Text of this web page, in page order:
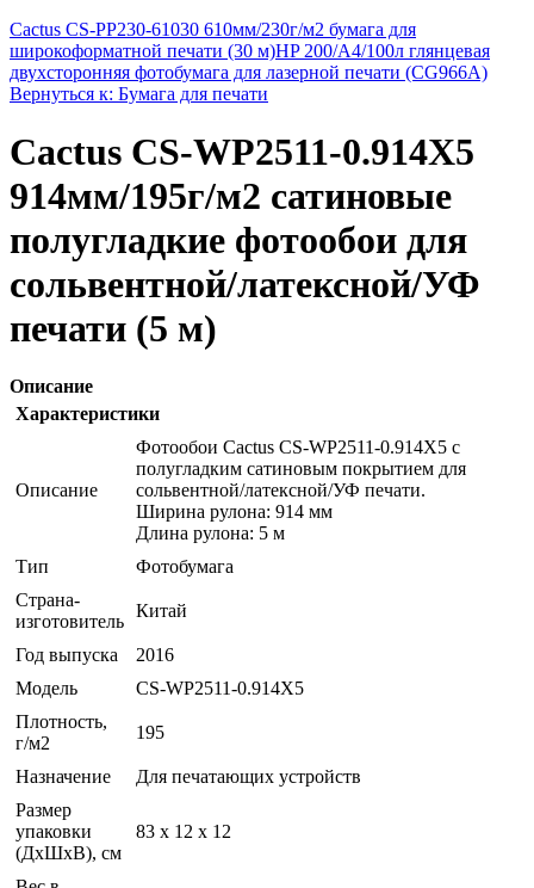
Cactus CS-PP230-61030 610мм/230г/м2 бумага для
широкоформатной печати (30 м)HP 200/A4/100л глянцевая
двухсторонняя фотобумага для лазерной печати (CG966A)
Вернуться к: Бумага для печати
Cactus CS-WP2511-0.914X5
914мм/195г/м2 сатиновые
полугладкие фотообои для
сольвентной/латексной/УФ
печати (5 м)
Описание
Характеристики
Описание
Фотообои Cactus CS-WP2511-0.914X5 c
полугладким сатиновым покрытием для
сольвентной/латексной/УФ печати.
Ширина рулона: 914 мм
Длина рулона: 5 м
Тип
Фотобумага
Страна-
изготовитель
Китай
Год выпуска
2016
Модель
CS-WP2511-0.914X5
Плотность,
г/м2
195
Назначение
Для печатающих устройств
Размер
упаковки
(ДхШхВ), см
83 x 12 x 12